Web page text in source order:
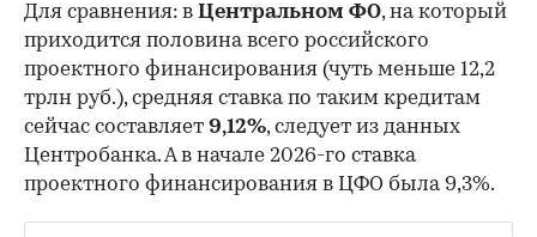
Для сравнения: в Центральном ФО, на который
приходится половина всего российского
проектного финансирования (чуть меньше 12,2
трлн руб.), средняя ставка по таким кредитам
сейчас составляет 9,12%, следует из данных
Центробанка. А в начале 2026-го ставка
проектного финансирования в ЦФО была 9,3%.